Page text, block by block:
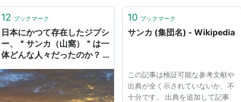
12 ブックマーク
日本にかつて存在したジプシ
ー、＂サンカ（山窩）＂は一
体どんな人々だったのか？ -
10 ブックマーク
サンカ (集団名) - Wikipedia
この記事は検証可能な参考文献や
出典が全く示されていないか、不
十分です。 出典を追加して記事